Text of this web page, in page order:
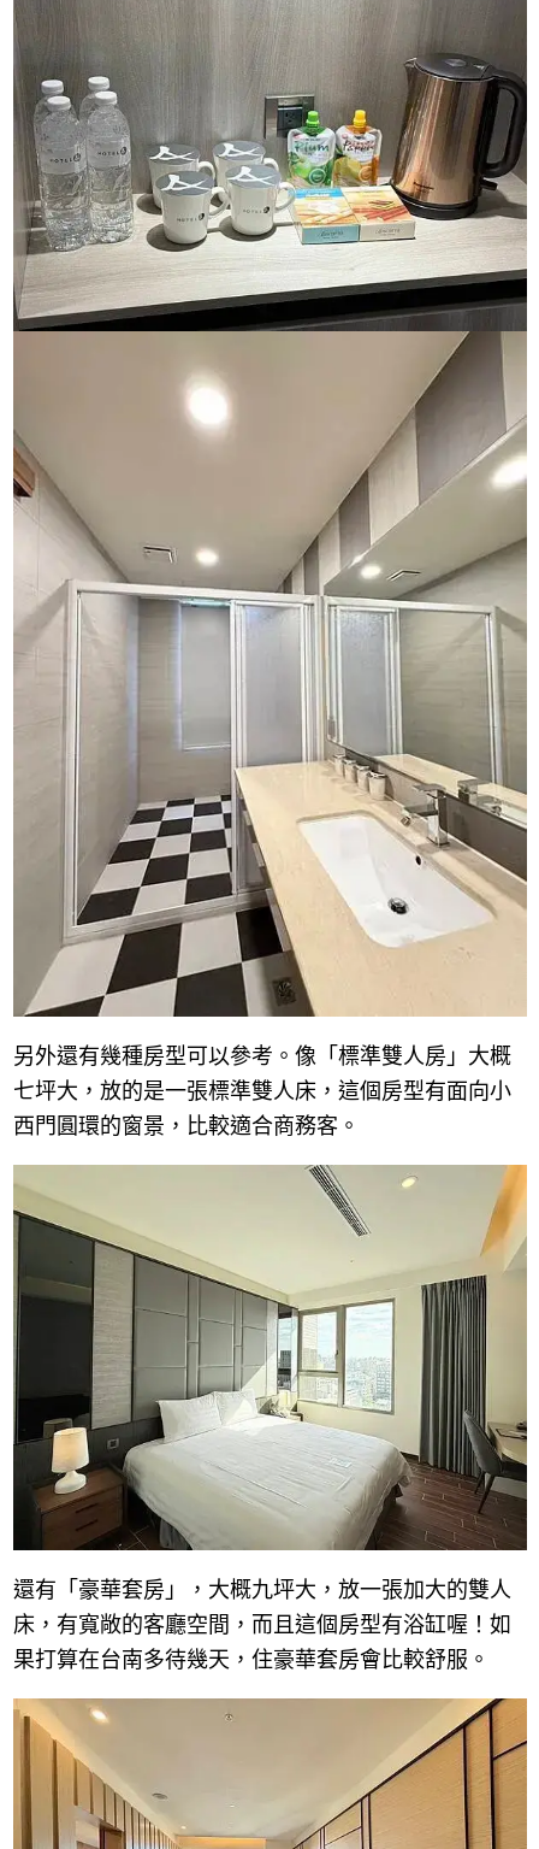
另外還有幾種房型可以參考。像「標準雙人房」大概
七坪大，放的是一張標準雙人床，這個房型有面向小
西門圓環的窗景，比較適合商務客。
還有「豪華套房」，大概九坪大，放一張加大的雙人
床，有寬敞的客廳空間，而且這個房型有浴缸喔！如
果打算在台南多待幾天，住豪華套房會比較舒服。